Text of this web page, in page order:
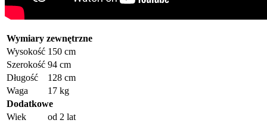
Wymiary zewnętrzne
Wysokość 150 cm
Szerokość 94 cm
Długość
128 cm
Waga
17 kg
Dodatkowe
Wiek
od 2 lat